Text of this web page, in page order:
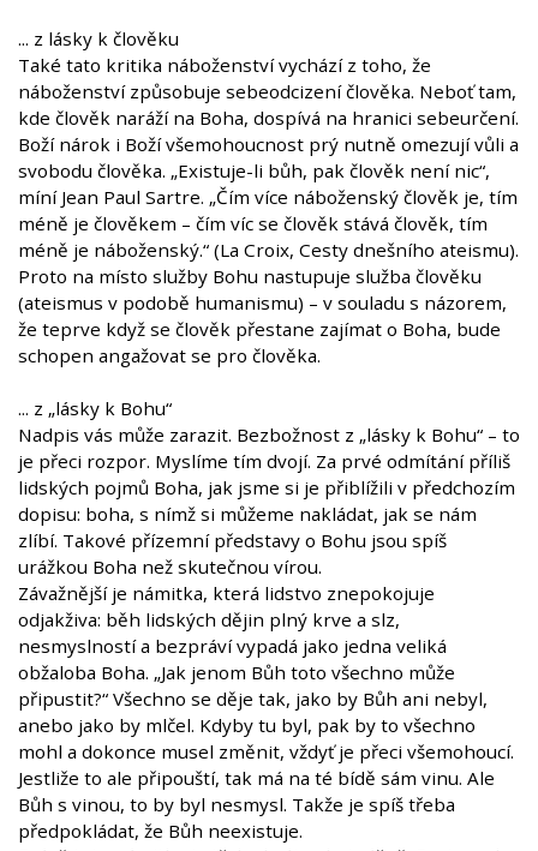
... z lásky k člověku
Také tato kritika náboženství vychází z toho, že
náboženství způsobuje sebeodcizení člověka. Neboť tam,
kde člověk naráží na Boha, dospívá na hranici sebeurčení.
Boží nárok i Boží všemohoucnost prý nutně omezují vůli a
svobodu člověka. „Existuje-li bůh, pak člověk není nic“,
míní Jean Paul Sartre. „Čím více náboženský člověk je, tím
méně je člověkem – čím víc se člověk stává člověk, tím
méně je náboženský.“ (La Croix, Cesty dnešního ateismu).
Proto na místo služby Bohu nastupuje služba člověku
(ateismus v podobě humanismu) – v souladu s názorem,
že teprve když se člověk přestane zajímat o Boha, bude
schopen angažovat se pro člověka.
... z „lásky k Bohu“
Nadpis vás může zarazit. Bezbožnost z „lásky k Bohu“ – to
je přeci rozpor. Myslíme tím dvojí. Za prvé odmítání příliš
lidských pojmů Boha, jak jsme si je přiblížili v předchozím
dopisu: boha, s nímž si můžeme nakládat, jak se nám
zlíbí. Takové přízemní představy o Bohu jsou spíš
urážkou Boha než skutečnou vírou.
Závažnější je námitka, která lidstvo znepokojuje
odjakživa: běh lidských dějin plný krve a slz,
nesmyslností a bezpráví vypadá jako jedna veliká
obžaloba Boha. „Jak jenom Bůh toto všechno může
připustit?“ Všechno se děje tak, jako by Bůh ani nebyl,
anebo jako by mlčel. Kdyby tu byl, pak by to všechno
mohl a dokonce musel změnit, vždyť je přeci všemohoucí.
Jestliže to ale připouští, tak má na té bídě sám vinu. Ale
Bůh s vinou, to by byl nesmysl. Takže je spíš třeba
předpokládat, že Bůh neexistuje.